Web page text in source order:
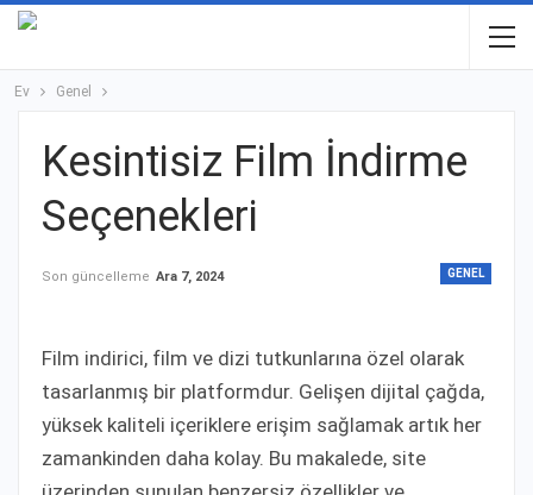
Ev Genel
Kesintisiz Film İndirme
Seçenekleri
GENEL
Son güncelleme Ara 7, 2024
Film indirici, film ve dizi tutkunlarına özel olarak
tasarlanmış bir platformdur. Gelişen dijital çağda,
yüksek kaliteli içeriklere erişim sağlamak artık her
zamankinden daha kolay. Bu makalede, site